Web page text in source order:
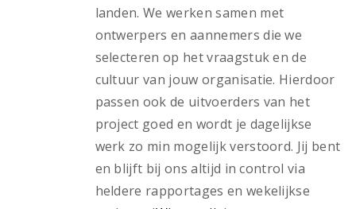
landen. We werken samen met
ontwerpers en aannemers die we
selecteren op het vraagstuk en de
cultuur van jouw organisatie. Hierdoor
passen ook de uitvoerders van het
project goed en wordt je dagelijkse
werk zo min mogelijk verstoord. Jij bent
en blijft bij ons altijd in control via
heldere rapportages en wekelijkse